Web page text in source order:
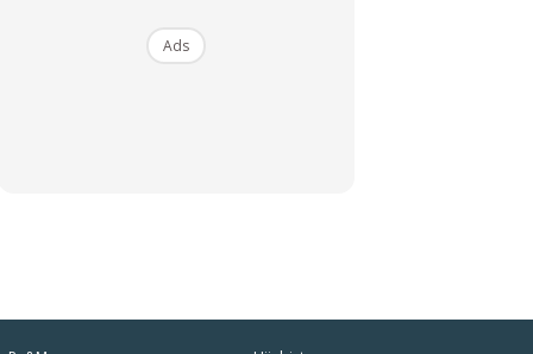
Ads